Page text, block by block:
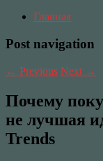
Главная
Post navigation
← Previous Next →
Почему
не лучшая
Trends